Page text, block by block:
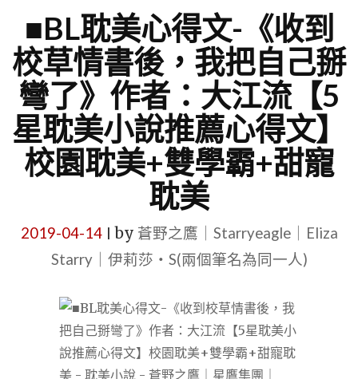
■BL耽美心得文-《收到
校草情書後，我把自己掰
彎了》作者：大江流【5
星耽美小說推薦心得文】
校園耽美+雙學霸+甜寵
耽美
2019-04-14| by 蒼野之鷹｜Starryeagle｜Eliza
Starry｜伊莉莎・S(兩個筆名為同一人)